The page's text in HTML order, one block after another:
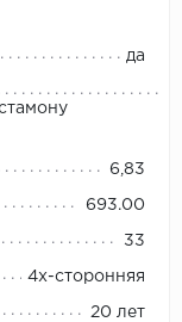
да
6,83
693.00
33
4х-сторонняя
20 лет